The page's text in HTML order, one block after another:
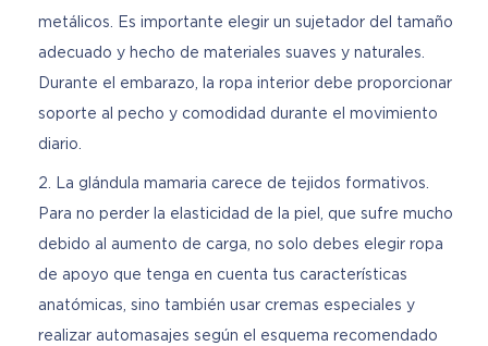
metálicos. Es importante elegir un sujetador del tamaño
adecuado y hecho de materiales suaves y naturales.
Durante el embarazo, la ropa interior debe proporcionar
soporte al pecho y comodidad durante el movimiento
diario.
La glándula mamaria carece de tejidos formativos.
Para no perder la elasticidad de la piel, que sufre mucho
debido al aumento de carga, no solo debes elegir ropa
de apoyo que tenga en cuenta tus características
anatómicas, sino también usar cremas especiales y
realizar automasajes según el esquema recomendado